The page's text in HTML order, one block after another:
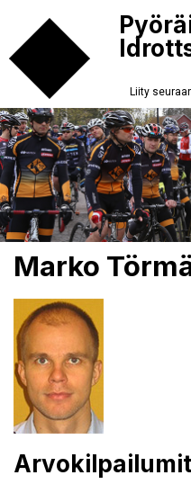
Liity
Marko